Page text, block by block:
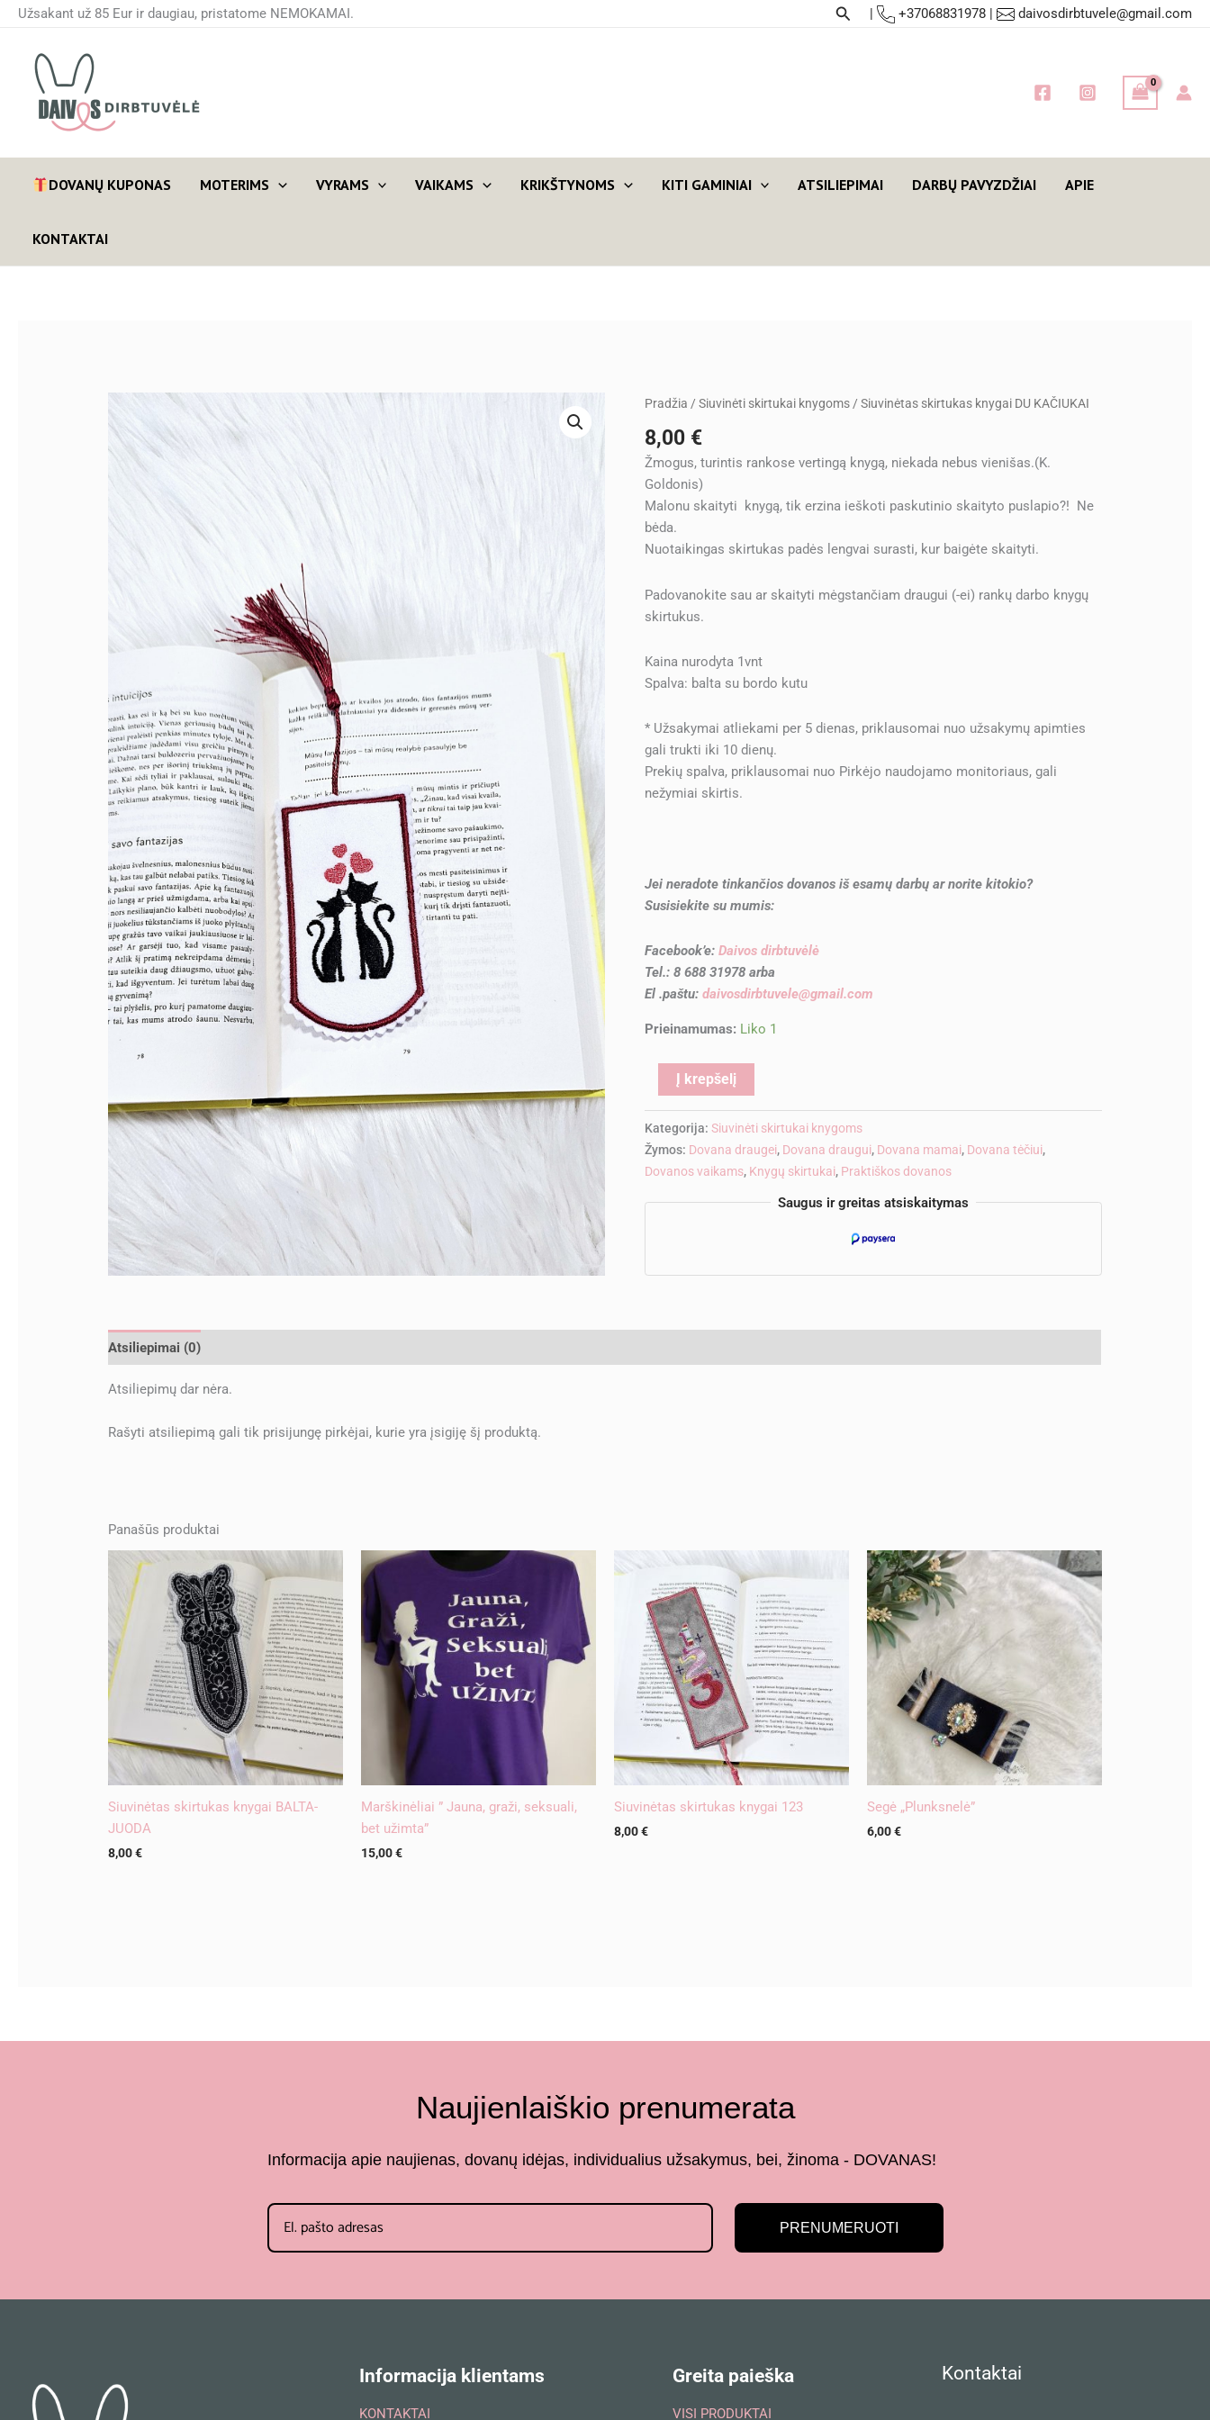
Pereiti
turinio
Užsakant už 85 Eur ir daugiau, pristatome NEMOKAMAI. Paieška
| +37068831978 | daivosdirbtuvele@gmail.com
DOVANŲ KUPONAS MOTERIMS VYRAMS VAIKAMS KRIKŠTYNOMS KITI GAMINIAI ATSILIEPIMAI DARBŲ PAVYZDŽIAI APIE
KONTAKTAI
Pradžia /Siuvinėti skirtukai knygoms / Siuvinėtas skirtukas knygai DU KAČIUKAI
8,00 €
Žmogus, turintis rankose vertingą knygą, niekada nebus vienišas.(K.
Goldonis)
Malonu skaityti knygą, tik erzina ieškoti paskutinio skaityto puslapio?! Ne
bėda.
Nuotaikingas skirtukas padės lengvai surasti, kur baigėte skaityti.
Padovanokite sau ar skaityti mėgstančiam draugui (-ei) rankų darbo knygų
skirtukus.
Kaina nurodyta 1vnt
Spalva: balta su bordo kutu
* Užsakymai atliekami per 5 dienas, priklausomai nuo užsakymų apimties
gali trukti iki 10 dienų.
Prekių spalva, priklausomai nuo Pirkėjo naudojamo monitoriaus, gali
nežymiai skirtis.
Jei neradote tinkančios dovanos iš esamų darbų ar norite kitokio?
Susisiekite su mumis:
Facebook’e:Daivos dirbtuvėlė
Tel.: 8 688 31978 arba
El .paštu:daivosdirbtuvele@gmail.com
Prieinamumas: Liko 1
produkto
Siuvinėtas
skirtukas
knygai
DU
KAČIUKAI
Į krepšelį
Kategorija:Siuvinėti skirtukai knygoms
Žymos: Dovana draugei, Dovana draugui, Dovana mamai, Dovana tėčiui,
Dovanos vaikams, Knygų skirtukai, Praktiškos dovanos
Saugus ir greitas atsiskaitymas
Atsiliepimai (0)
Atsiliepimų dar nėra.
Rašyti atsiliepimą gali tik prisijungę pirkėjai, kurie yra įsigiję šį produktą.
Panašūs produktai
Siuvinėtas skirtukas knygai BALTA-
JUODA
8,00€
Marškinėliai ” Jauna, graži, seksuali,
bet užimta”
15,00€
Siuvinėtas skirtukas knygai 123
8,00€
Segė „Plunksnelė”
6,00€
Naujienlaiškio prenumerata
Informacija apie naujienas, dovanų idėjas, individualius užsakymus, bei, žinoma - DOVANAS!
PRENUMERUOTI
Informacija klientams
KONTAKTAI
Greita paieška
VISI PRODUKTAI
Kontaktai